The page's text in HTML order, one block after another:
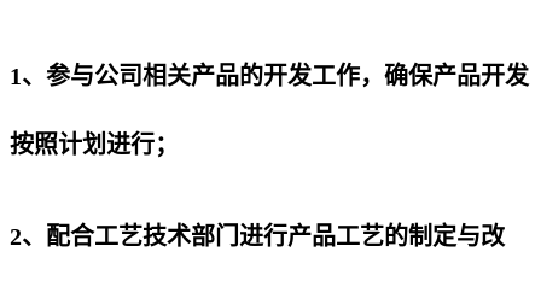
1、参与公司相关产品的开发工作，确保产品开发
按照计划进行；
2、配合工艺技术部门进行产品工艺的制定与改